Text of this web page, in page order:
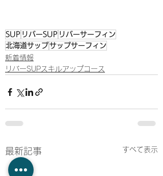
SUP リバーSUP リバーサーフィン
北海道サップサップサーフィン
新着情報
リバーSUPスキルアップコース
最新記事 すべて表示